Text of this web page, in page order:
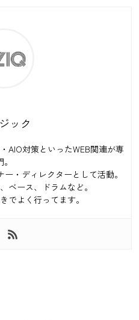
ック
AIO対策といったWEB関連が専
・ディレクターとして活動。
ベース、ドラムなど。
でよく行ってます。